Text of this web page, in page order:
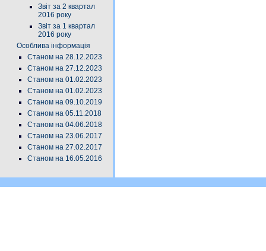
Звіт за 2 квартал
2016 року
Звіт за 1 квартал
2016 року
Особлива інформація
Станом на 28.12.2023
Станом на 27.12.2023
Станом на 01.02.2023
Станом на 01.02.2023
Станом на 09.10.2019
Станом на 05.11.2018
Станом на 04.06.2018
Станом на 23.06.2017
Станом на 27.02.2017
Станом на 16.05.2016